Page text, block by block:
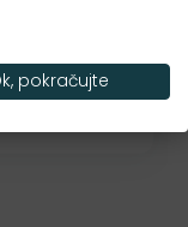
pokračujte